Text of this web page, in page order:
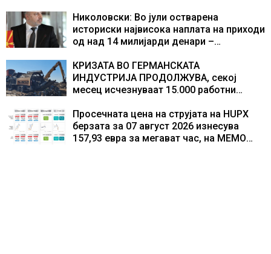
центри за податоци
Николовски: Во јули остварена
историски највисока наплата на приходи
од над 14 милијарди денари –
резултати
КРИЗАТА ВО ГЕРМАНСКАТА
ИНДУСТРИЈА ПРОДОЛЖУВА, секој
месец исчезнуваат 15.000 работни
Просечната цена на струјата на HUPX
берзата за 07 август 2026 изнесува
157,93 евра за мегават час, на МЕМО